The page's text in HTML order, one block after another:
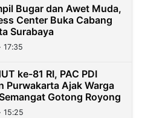
Bugar dan Awet Muda,
Center Buka Cabang
Surabaya
ke-81 RI, PAC PDI
Purwakarta Ajak Warga
Gotong Royong